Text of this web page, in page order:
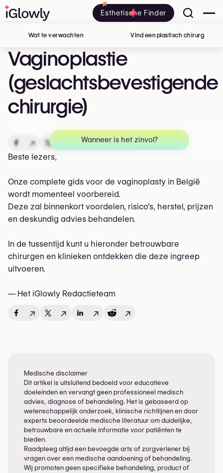
Esthetische Finder
Vaginoplastie
(geslachtsbevestigende
chirurgie)
Wat te verwachten Vind een plastisch chirurg
↗ ↗ ↗ ↗
Beste lezers,
Onze complete gids voor de vaginoplasty in België
wordt momenteel voorbereid.
Deze zal binnenkort voordelen, risico’s, herstel, prijzen
en deskundig advies behandelen.
In de tussentijd kunt u hieronder betrouwbare
chirurgen en klinieken ontdekken die deze ingreep
uitvoeren.
— Het iGlowly Redactieteam
↗ ↗ ↗ ↗
Medische disclaimer
Dit artikel is uitsluitend bedoeld voor educatieve
doeleinden en vervangt geen professioneel medisch
advies, diagnose of behandeling. Het is gebaseerd op
wetenschappelijk onderzoek, klinische richtlijnen en door
experts beoordeelde medische literatuur om duidelijke,
betrouwbare en actuele informatie voor patiënten te
bieden.
Raadpleeg altijd een bevoegde arts of zorgverlener bij
vragen over een medische aandoening of behandeling.
Wij promoten geen specifieke behandeling, product of
Wanneer is het zinvol?